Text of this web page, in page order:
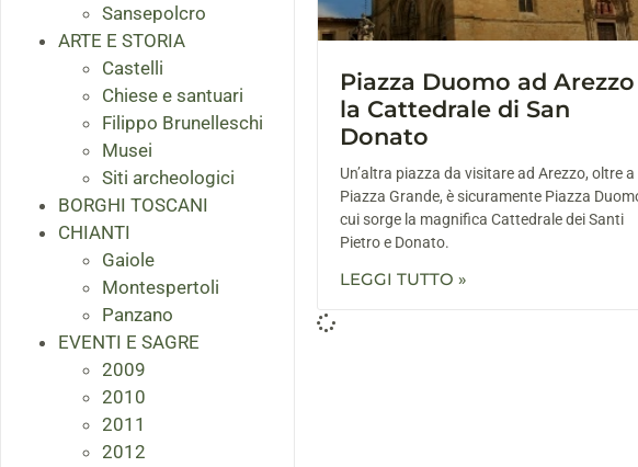
Sansepolcro
ARTE E STORIA
Castelli
Chiese e santuari
Filippo Brunelleschi
Musei
Siti archeologici
BORGHI TOSCANI
CHIANTI
Gaiole
Montespertoli
Panzano
EVENTI E SAGRE
2009
2010
2011
2012
Piazza Duomo ad
la Cattedrale di San
Donato
Un’altra piazza da visitare ad Arezzo, oltre a
Piazza Grande, è sicuramente Piazza
cui sorge la magnifica Cattedrale dei Santi
Pietro e Donato.
LEGGI TUTTO »